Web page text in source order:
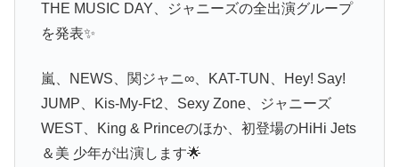
THE MUSIC DAY、ジャニーズの全出演グループ
を発表✨
嵐、NEWS、関ジャニ∞、KAT-TUN、Hey! Say!
JUMP、Kis-My-Ft2、Sexy Zone、ジャニーズ
WEST、King & Princeのほか、初登場のHiHi Jets
＆美 少年が出演します🌟